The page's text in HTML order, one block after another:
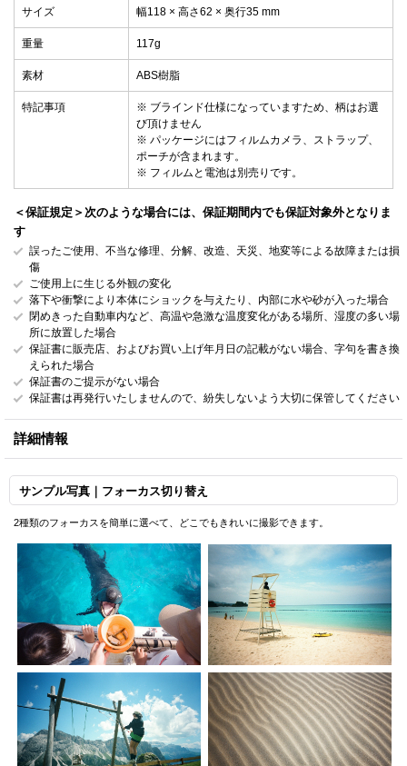
サイズ 幅118 × 高さ62 × 奥行35 mm
重量 117g
素材 ABS樹脂
特記事項
※ ブラインド仕様になっていますため、柄はお選
び頂けません
※ パッケージにはフィルムカメラ、ストラップ、
ポーチが含まれます。
※ フィルムと電池は別売りです。
＜保証規定＞次のような場合には、保証期間内でも保証対象外となりま
す
誤ったご使用、不当な修理、分解、改造、天災、地変等による故障または損
傷
ご使用上に生じる外観の変化
落下や衝撃により本体にショックを与えたり、内部に水や砂が入った場合
閉めきった自動車内など、高温や急激な温度変化がある場所、湿度の多い場
所に放置した場合
保証書に販売店、およびお買い上げ年月日の記載がない場合、字句を書き換
えられた場合
保証書のご提示がない場合
保証書は再発行いたしませんので、紛失しないよう大切に保管してください
詳細情報
サンプル写真｜フォーカス切り替え
2種類のフォーカスを簡単に選べて、どこでもきれいに撮影できます。